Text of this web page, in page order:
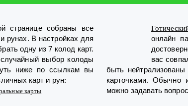
странице собраны все
рунах. В настройках для
одну из 7 колод карт.
выбор колоды
ниже по ссылкам вы
карт и рун:
карты
онлайн
вас
быть
карточками. Обычно
можно задавать